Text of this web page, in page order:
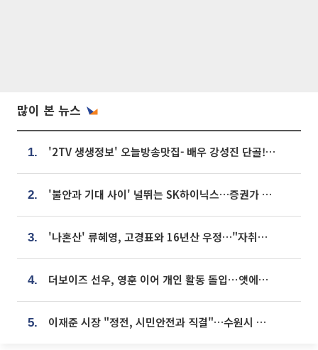
많이 본 뉴스
1. '2TV 생생정보' 오늘방송맛집- 배우 강성진 단골! 쌀국수ㆍ푸팟퐁 커리 맛집 '블○○○'
2. '불안과 기대 사이' 널뛰는 SK하이닉스…증권가 "HBM4·LTA 기반 펀터멘털 견고"
3. '나혼산' 류혜영, 고경표와 16년산 우정…"자취방서 부모님과 마주쳐"
4. 더보이즈 선우, 영훈 이어 개인 활동 돌입⋯앳에어리어와 전속계약
5. 이재준 시장 "정전, 시민안전과 직결"…수원시 비상대응체계 가동